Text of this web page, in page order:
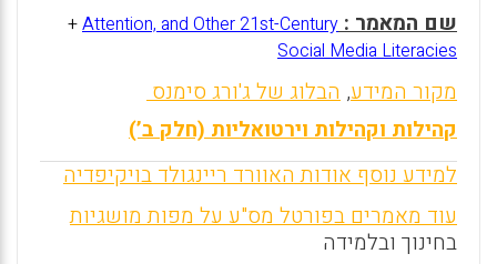
שם המאמר :
+Attention, and Other 21st-Century
Social Media Literacies
מקור המידע, הבלוג של ג'ורג סימנס
קהילות וקהילות וירטואליות (חלק ב’)
למידע נוסף אודות האוורד ריינגולד בויקיפדיה
עוד מאמרים בפורטל מס"ע על מפות מושגיות
בחינוך ובלמידה